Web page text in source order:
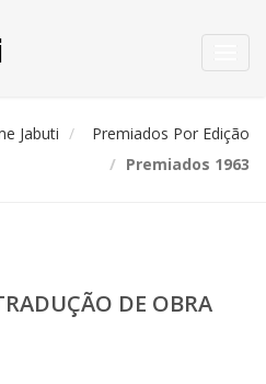
Jabuti
Premiados Por Edição
Premiados 1963
DE OBRA